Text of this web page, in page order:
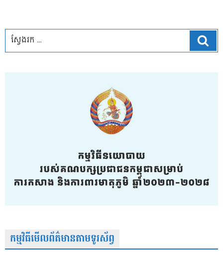
កម្មវិធីមើលព័ត៌មានតាមទូរស័ព្វ